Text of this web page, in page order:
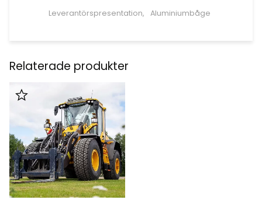
Leverantörspresentation Aluminiumbåge
Relaterade produkter
Lägg till i favoriter